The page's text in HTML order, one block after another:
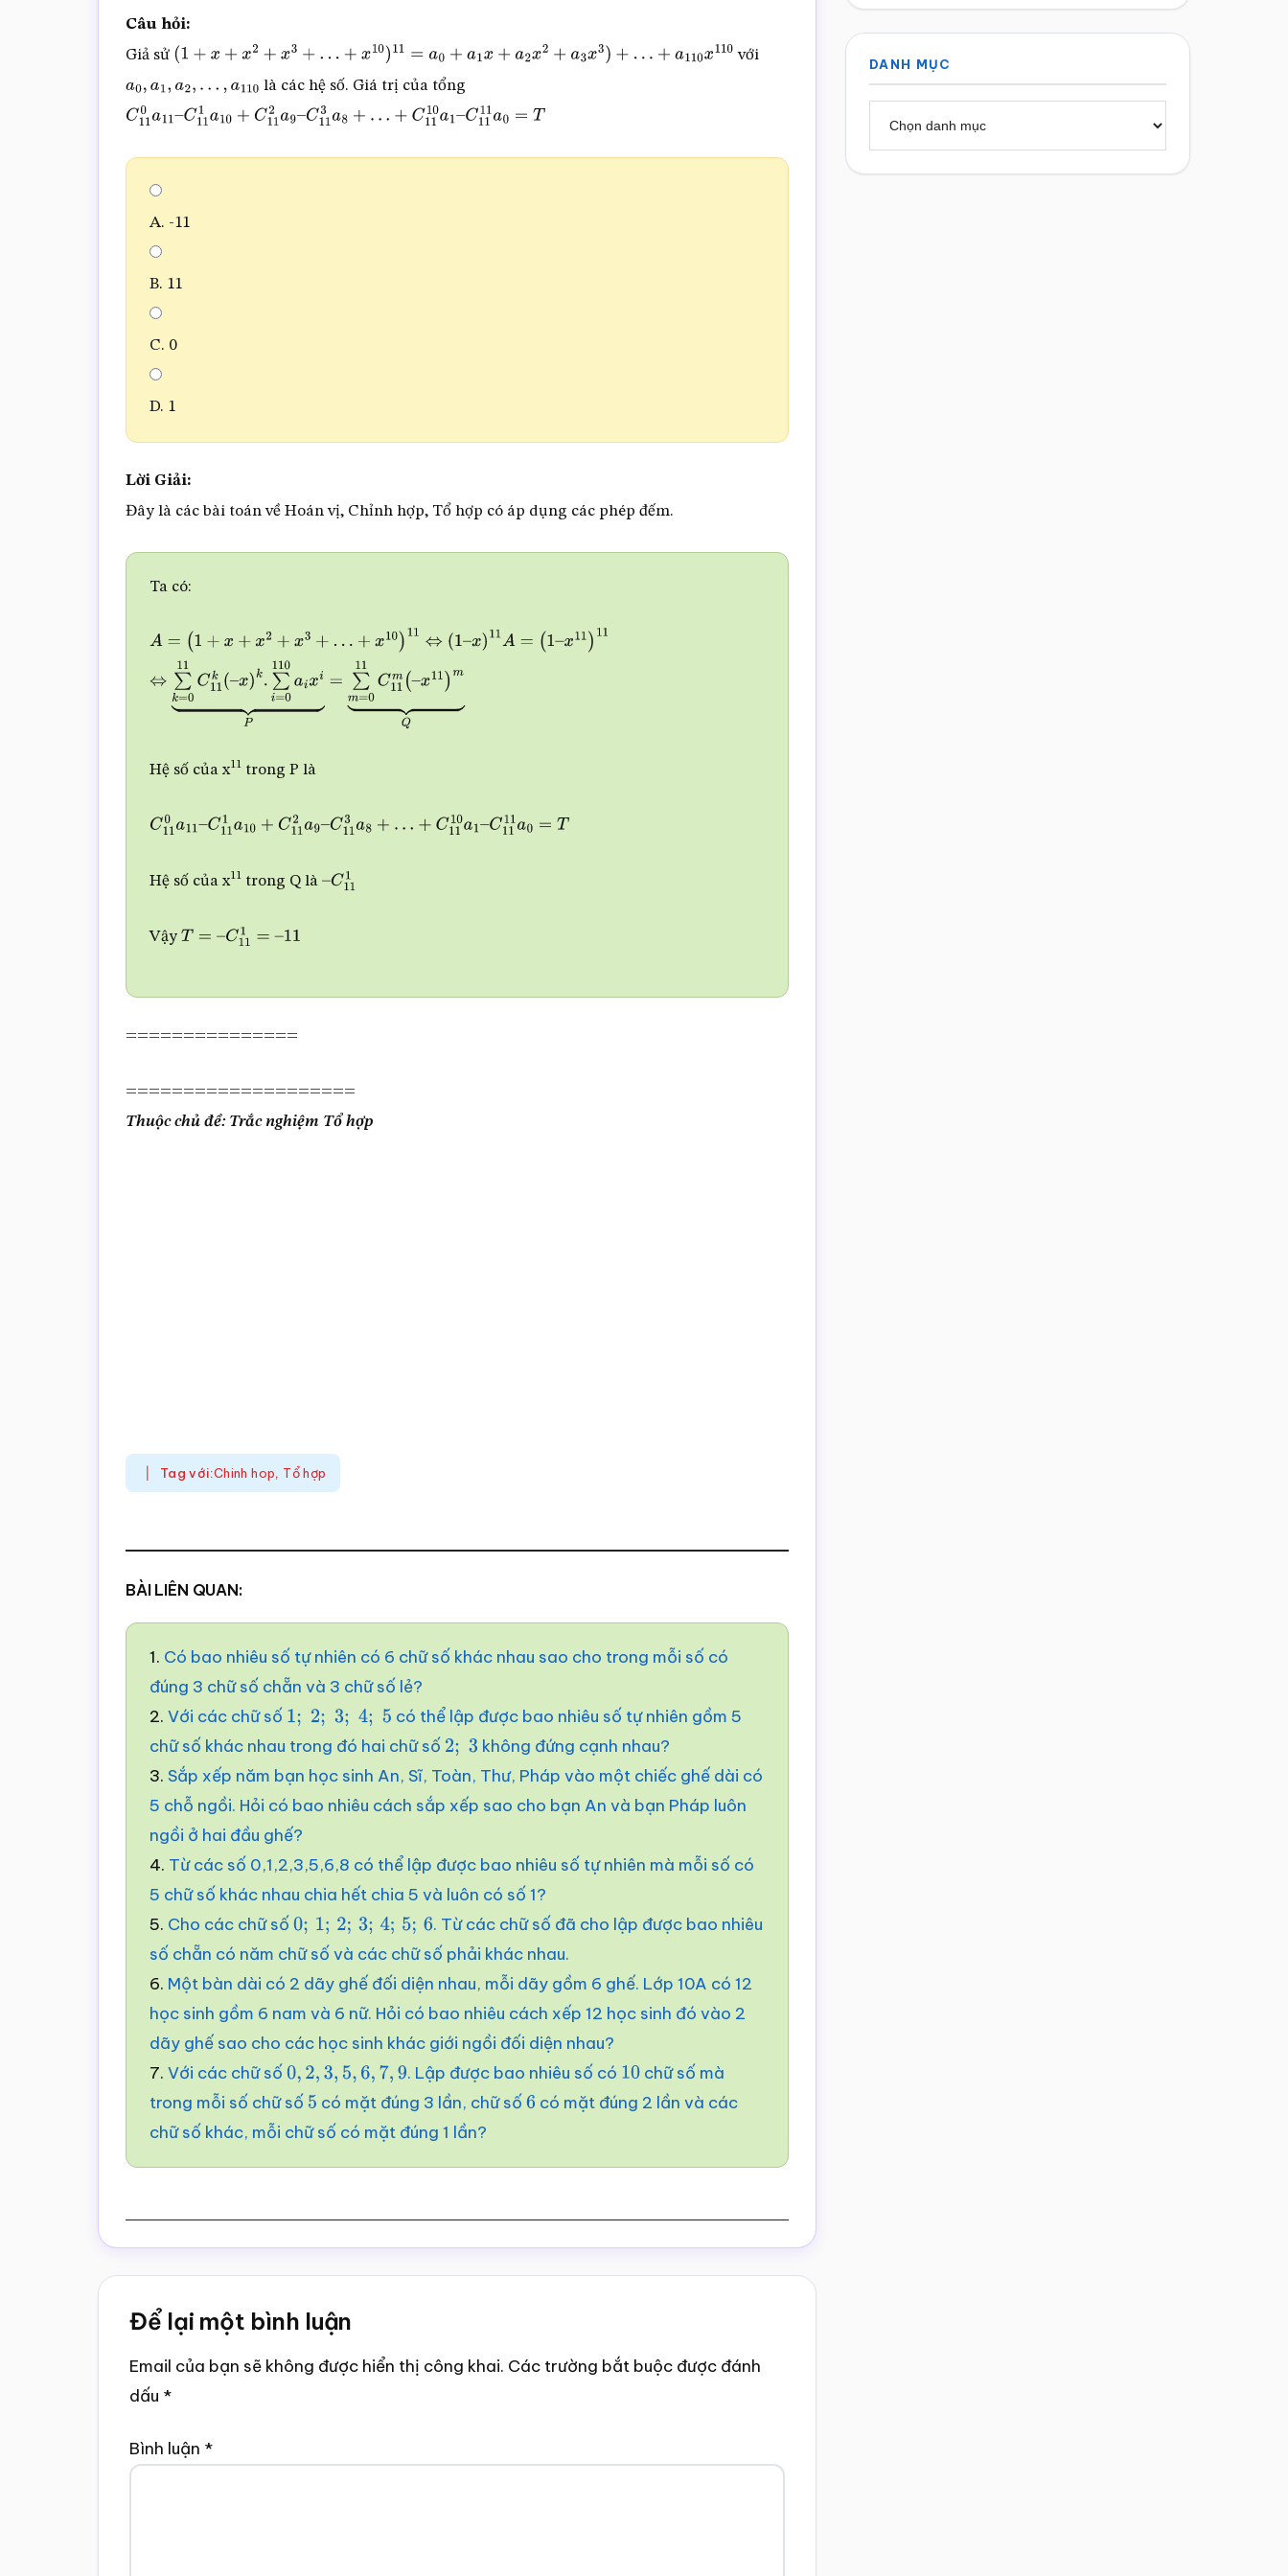
Câu hỏi:
Giả sử (1+ x +x 2 +x + …+ 10 ) 11 = 0+ a1 2x2 + a3x3) + …+a 110 x110 với
a0,a1,a 2,… , a 110 là các hệ số. Giá trị của tổng
C110a11 – C111a 10 +C112 9–C11 a 8 + … + C 11 10 1–
C1111a0=T
A. -11
B. 11
C. 0
D. 1
Lời Giải:
Đây là các bài toán về Hoán vị, Chỉnh hợp, Tổ hợp có áp dụng các phép đếm.
Ta có:
A= (1+ x+x2+x3 + …+x10 11⇔(1 –x)11A=
–
)11⇔∑k=011C11k(–x ∑i=0110aixi⏟P=
Hệ số của x11 trong P là
C110a11 – C111a 10 +C112 9–C11 a 8 + … + C 11 10 1–
Hệ số của x11 trong Q là
Vậy T =– 111=–11
===============
====================
Thuộc chủ đề: Trắc nghiệm Tổ hợp
Tag với:Chinh hop, Tổ hợp
BÀI LIÊN QUAN:
1. Có bao nhiêu số tự nhiên có 6 chữ số khác nhau sao cho trong mỗi số có
đúng 3 chữ số chẵn và 3 chữ số lẻ?
2. Với các chữ số 1;2 3; 4;5
có thể lập được bao nhiêu số tự nhiên gồm 5
chữ số khác nhau trong đó hai chữ số 2; 3
không đứng cạnh nhau?
3. Sắp xếp năm bạn học sinh An, Sĩ, Toàn, Thư, Pháp vào một chiếc ghế dài có
5 chỗ ngồi. Hỏi có bao nhiêu cách sắp xếp sao cho bạn An và bạn Pháp luôn
ngồi ở hai đầu ghế?
4. Từ các số 0,1,2,3,5,6,8 có thể lập được bao nhiêu số tự nhiên mà mỗi số có
5 chữ số khác nhau chia hết chia 5 và luôn có số 1?
5. Cho các chữ số 0; ;2 3;4;5 6
. Từ các chữ số đã cho lập được bao nhiêu
số chẵn có năm chữ số và các chữ số phải khác nhau.
6. Một bàn dài có 2 dãy ghế đối diện nhau, mỗi dãy gồm 6 ghế. Lớp 10A có 12
học sinh gồm 6 nam và 6 nữ. Hỏi có bao nhiêu cách xếp 12 học sinh đó vào 2
dãy ghế sao cho các học sinh khác giới ngồi đối diện nhau?
7. Với các chữ số 0, 2,3,5,6 ,7 9 . Lập được bao nhiêu số có 10 chữ số mà
trong mỗi số chữ số 5 có mặt đúng 3 lần, chữ số6 có mặt đúng 2 lần và các
chữ số khác, mỗi chữ số có mặt đúng 1 lần?
Reader
Interactions
Để lại một bình luận
Email của bạn sẽ không được hiển thị công khai. Các trường bắt buộc được đánh
dấu *
Bình luận *
DANH MỤC